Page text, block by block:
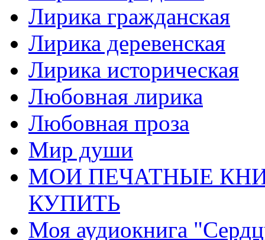
Лирика гражданская
Лирика деревенская
Лирика историческая
Любовная лирика
Любовная проза
Мир души
МОИ ПЕЧАТНЫЕ
КУПИТЬ
Моя аудиокнига